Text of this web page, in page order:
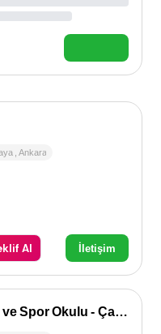
,Ankara
Al İletişim
Hidayet Türkoğlu Basketbol ve Spor Okulu - Çankaya